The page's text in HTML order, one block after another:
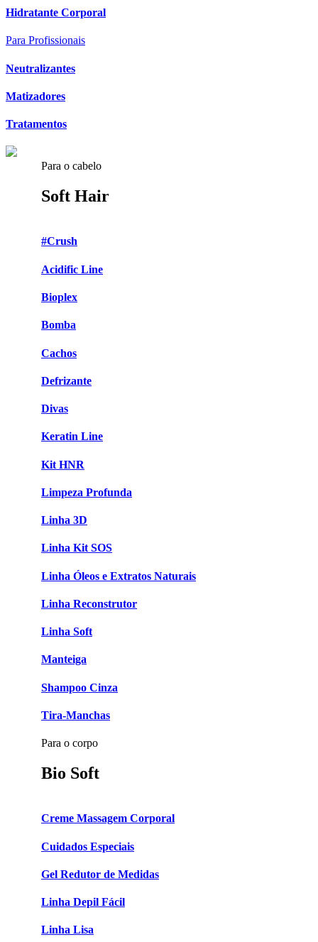
Hidratante Corporal
Para Profissionais
Neutralizantes
Matizadores
Tratamentos
Para o cabelo
Soft Hair
#Crush
Acidific Line
Bioplex
Bomba
Cachos
Defrizante
Divas
Keratin Line
Kit HNR
Limpeza Profunda
Linha 3D
Linha Kit SOS
Linha Óleos e Extratos Naturais
Linha Reconstrutor
Linha Soft
Manteiga
Shampoo Cinza
Tira-Manchas
Para o corpo
Bio Soft
Creme Massagem Corporal
Cuidados Especiais
Gel Redutor de Medidas
Linha Depil Fácil
Linha Lisa